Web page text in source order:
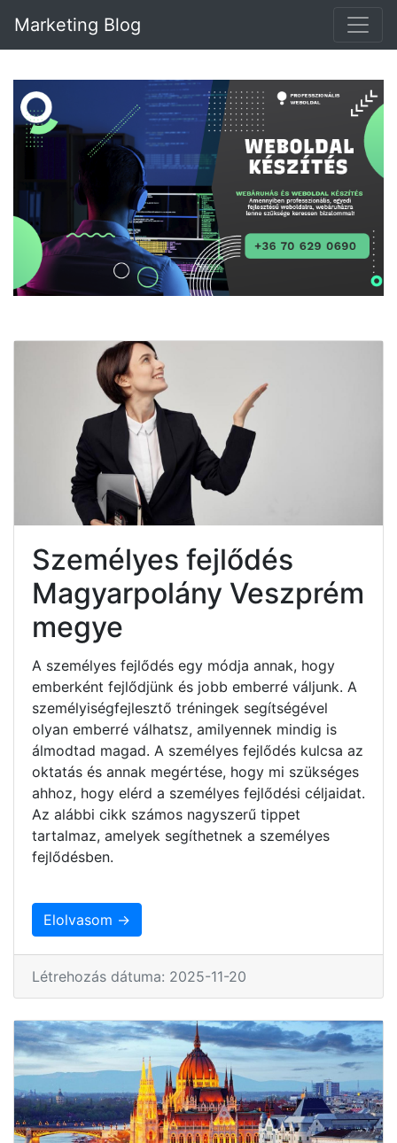
Marketing Blog
Személyes fejlődés
Magyarpolány Veszprém
megye
A személyes fejlődés egy módja annak, hogy
emberként fejlődjünk és jobb emberré váljunk. A
személyiségfejlesztő tréningek segítségével
olyan emberré válhatsz, amilyennek mindig is
álmodtad magad. A személyes fejlődés kulcsa az
oktatás és annak megértése, hogy mi szükséges
ahhoz, hogy elérd a személyes fejlődési céljaidat.
Az alábbi cikk számos nagyszerű tippet
tartalmaz, amelyek segíthetnek a személyes
fejlődésben.
Elolvasom →
Létrehozás dátuma: 2025-11-20